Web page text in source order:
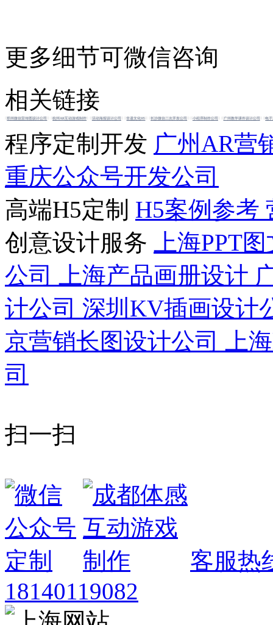
更多细节可微信咨询
相关链接
郑州微信宣传图设计公司 杭州AR互动游戏制作 活动海报设计公司 非遗文化H5 长沙微信二次开发公司 小程序制作公司 广州教学课件设计公司 电子
程序定制开发 广州AR营
重庆公众号开发公司
高端H5定制 H5案例参考
创意设计服务
上海PPT
公司
上海产品画册设计
计公司 深圳KV插画设计
京营销长图设计公司
上
司
扫一扫
客服热
18140119082